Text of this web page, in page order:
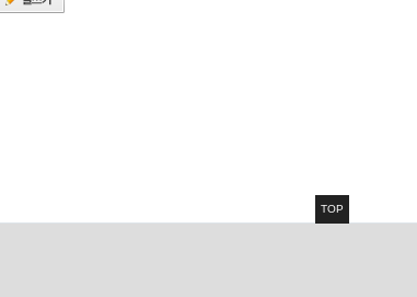
TOP